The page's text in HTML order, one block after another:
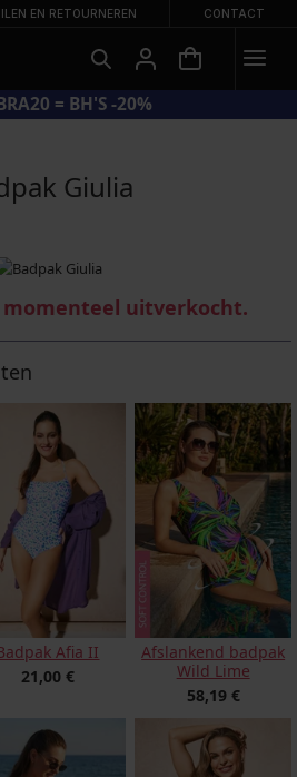
EN RETOURNEREN CONTACT
= BH'S -20%
Giulia
momenteel uitverkocht.
Afia II
21,00 €
Afslankend badpak
Wild Lime
58,19 €